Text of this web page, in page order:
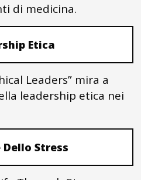
di medicina.
Etica
Leaders” mira a
leadership etica nei
Stress